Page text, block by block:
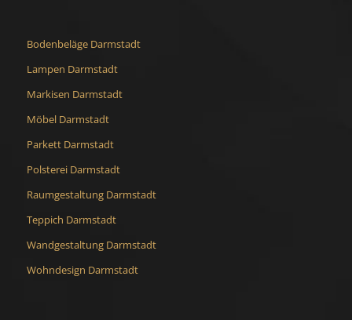
Bodenbeläge Darmstadt
Lampen Darmstadt
Markisen Darmstadt
Möbel Darmstadt
Parkett Darmstadt
Polsterei Darmstadt
Raumgestaltung Darmstadt
Teppich Darmstadt
Wandgestaltung Darmstadt
Wohndesign Darmstadt